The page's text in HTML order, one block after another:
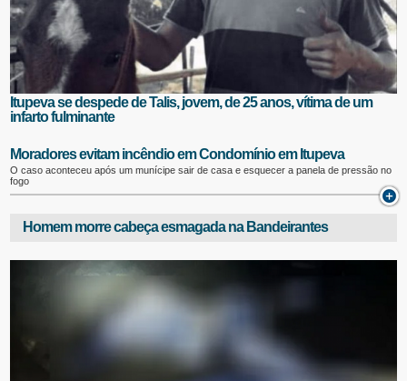
Itupeva se despede de Talis, jovem, de 25 anos, vítima de um
infarto fulminante
Moradores evitam incêndio em Condomínio em Itupeva
O caso aconteceu após um munícipe sair de casa e esquecer a panela de pressão no
fogo
Homem morre cabeça esmagada na Bandeirantes